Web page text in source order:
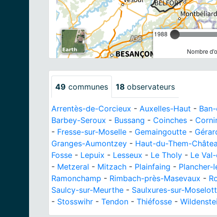
1988
Nombre
49 communes 18 observateurs
Arrentès-de-Corcieux - Auxelles-Haut -
Barbey-Seroux - Bussang - Coinches -
- Fresse-sur-Moselle - Gemaingoutte -
Granges-Aumontzey - Haut-du-Them-
Fosse - Lepuix - Lesseux - Le Tholy - Le
- Metzeral - Mitzach - Plainfaing - Plancher-
Ramonchamp - Rimbach-près-Masevaux -
Saulcy-sur-Meurthe - Saulxures-sur-
- Stosswihr - Tendon - Thiéfosse -